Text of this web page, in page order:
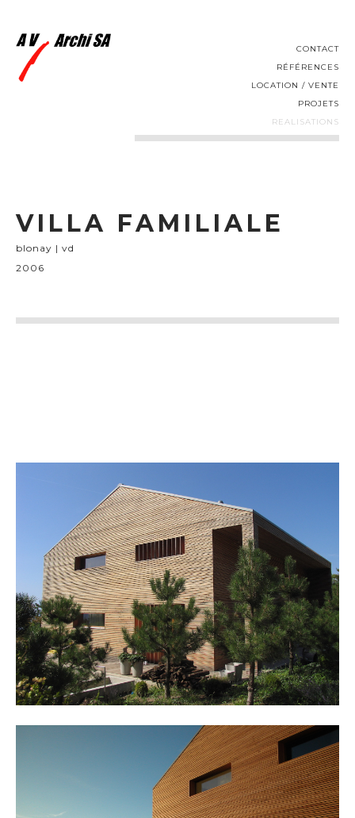
CONTACT
RÉFÉRENCES
LOCATION / VENTE
PROJETS
REALISATIONS
VILLA FAMILIALE
blonay | vd
2006